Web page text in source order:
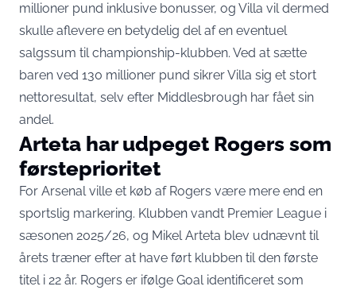
millioner pund inklusive bonusser, og Villa vil dermed
skulle aflevere en betydelig del af en eventuel
salgssum til championship-klubben. Ved at sætte
baren ved 130 millioner pund sikrer Villa sig et stort
nettoresultat, selv efter Middlesbrough har fået sin
andel.
Arteta har udpeget Rogers som
førsteprioritet
For Arsenal ville et køb af Rogers være mere end en
sportslig markering. Klubben vandt Premier League i
sæsonen 2025/26, og Mikel Arteta blev udnævnt til
årets træner efter at have ført klubben til den første
titel i 22 år. Rogers er ifølge Goal identificeret som